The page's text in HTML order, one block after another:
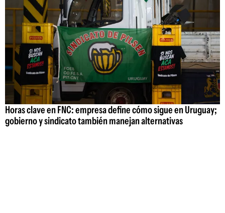
Horas clave en FNC: empresa define cómo sigue en Uruguay;
gobierno y sindicato también manejan alternativas